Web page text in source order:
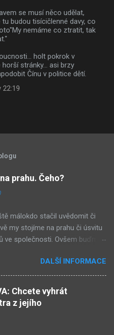
se musí něco udělat,
budou tisícičlenné davy, co
nemáme co ztratit, tak
holt pokrok v
stránky... asi brzy
Čínu v politice dětí.
22:19
prahu. Čeho?
málokdo stačil uvědomit či
my stojíme na prahu či úsvitu
ve společnosti. Ovšem buďme
ve společnosti myslím
z nám již historicky
Přiznejme si to otevřeně – je
demokracie, anebo
si někdo z nás mohl
větší vliv – v každém městě již
DALŠÍ INFORMACE
Chcete vyhrát
z jejího